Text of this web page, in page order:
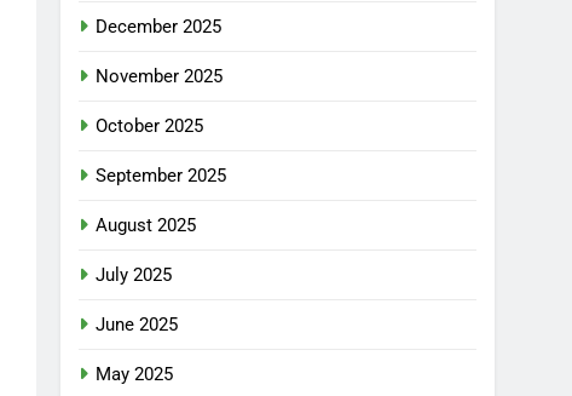
December 2025
November 2025
October 2025
September 2025
August 2025
July 2025
June 2025
May 2025